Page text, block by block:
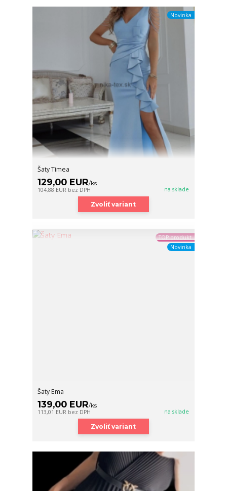
Novinka
Šaty Timea
129,00 EUR/ks
104,88 EUR bez DPH na sklade
Zvoliť variant
TOP produkt
Novinka
Šaty Ema
139,00 EUR/ks
113,01 EUR bez DPH na sklade
Zvoliť variant